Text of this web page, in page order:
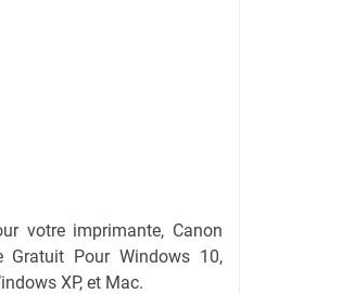
votre imprimante, Canon
Gratuit Pour Windows 10,
XP, et Mac.